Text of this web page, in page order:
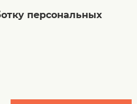
персональных